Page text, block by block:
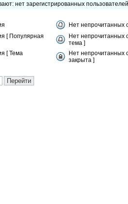
нет зарегистрированных пользователей
Нет непрочитанных
[ Популярная
Нет непрочитанных
тема ]
[ Тема
Нет непрочитанных
закрыта ]